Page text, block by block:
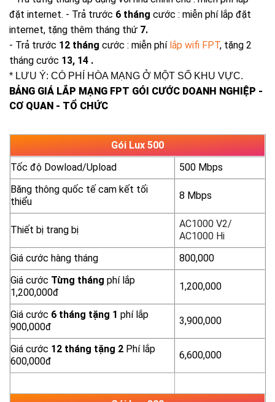
đặt internet. - Trả trước 6 tháng cước : miễn phí lắp đặt
internet, tặng thêm tháng thứ 7.
- Trả trước 12 tháng cước : miễn phí lắp wifi FPT, tặng 2
tháng cước 13, 14 .
* LƯU Ý: CÓ PHÍ HÒA MẠNG Ở MỘT SỐ KHU VỰC.
BẢNG GIÁ LẮP MẠNG FPT GÓI CƯỚC DOANH NGHIỆP -
CƠ QUAN - TỔ CHỨC
Gói Lux 500
Tốc độ Dowload/Upload
500 Mbps
Băng thông quốc tế cam kết tối
thiểu
8 Mbps
Thiết bị trang bị
AC1000 V2/
AC1000 Hi
Giá cước hàng tháng
800,000
Giá cước Từng tháng phí lắp
1,200,000đ
1,200,000
Giá cước 6 tháng tặng 1 phí lắp
900,000đ
3,900,000
Giá cước 12 tháng tặng 2 Phí lắp
600,000đ
6,600,000